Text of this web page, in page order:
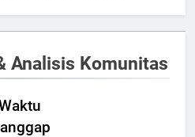
Analisis Komunitas